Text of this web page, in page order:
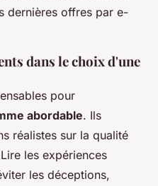
dernières offres par e-
dans le choix d'une
pour
abordable. Ils
réalistes sur la qualité
les expériences
les déceptions,